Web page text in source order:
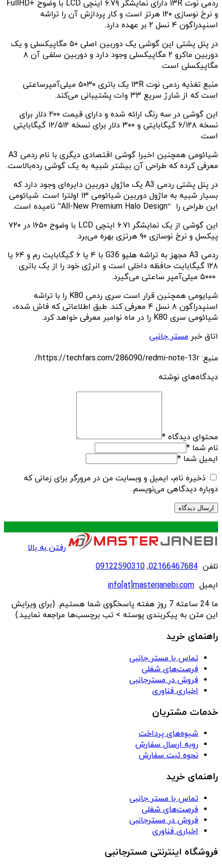
ردمی نوت ۱۳R دارای نمایشگر ۶.۷۹ اینچی LCD با وضوح +FullHD
و نرخ نوسازی ۱۲۰ هرتز است و کار پردازش آن را تراشه
اسنپدراگون ۴ نسل ۲ بر عهده دارد.
در پنل پشتی این گوشی یک دوربین اصلی ۵۰ مگاپیکسلی و یک
دوربین ماکرو ۲ مگاپیکسلی وجود دارد و دوربین سلفی آن ۸
مگاپیکسلی است.
منبع تغذیه ردمی نوت ۱۳R یک باتری ۵۰۳۰ میلی‌آمپرساعتی
است که از شارژ سریع ۳۳ وات پشتیبانی می‌کند.
این گوشی در سه رنگ ارائه شده و دارای قیمت ۲۰۰ دلار برای
نسخه ۶/۱۲۸ گیگابایتی و ۳۰۰ دلار برای نسخه ۱۲/۵۱۲ گیگابایتی
است.
شیائومی همچنین اخیرا گوشی اقتصادی دیگری با نام ردمی A3
معرفی کرده که طراحی آن بیشتر شبیه به یک گوشی رده‌بالاست.
در پنل پشتی ردمی A3 یک ماژول دوربین دایره‌ای وجود دارد که
بسیار شبیه به ماژول دوربین شیائومی ۱۳ اولترا است. شیائومی
این طراحی را “All-New Premium Halo Design” نامیده است.
این گوشی از یک نمایشگر ۶.۷۱ اینچی LCD با وضوح ۱۶۵۰ در ۷۲۰
پیکسل و نرخ نوسازی ۹۰ هرتزی بهره می‌برد.
ردمی A3 مجهز به تراشه هلیو G36 با ۴ یا ۶ گیگابایت رم و ۶۴ یا
۱۲۸ گیگابایت حافظه داخلی است و انرژی خود را از یک باتری
شیایومی همچنین قرار است سری ردمی K80 را با تراشه
اسنپدراگون ۸ نسل ۴ معرفی کند. طبق اطلاعاتی که فاش شده،
شیائومی سری K80 را در ماه نوامبر معرفی خواهد کرد.
اتاق خبر مستر جانبی
منبع: https://techfars.com/286090/redmi-note-13r/
دیدگاه‌های نوشته
محتوای دیدگاه *
نام شما *
ایمیل شما *
ذخیره نام، ایمیل و وبسایت من در مرورگر برای زمانی که
دوباره دیدگاهی می‌نویسم.
.
رفتن به بالا
تلفن 02166467684
,
09122590310
ایمیل info[at]masterjanebi.com
ما 24 ساعته 7 روز هفته پاسخگوی شما هستیم. (برای ویرایش
این متن به پیکربندی پوسته > تب برچسب‌ها مراجعه نمایید.)
راهنمای خرید
تماس با مستر جانبی
فرصت‌های شغلی
فروش در مسترجانبی
اخباری فناوری
خدمات مشتریان
شیوه‌های پرداخت
رویه ارسال سفارش
نحوه ثبت سفارش
راهنمای خرید
تماس با مستر جانبی
فرصت‌های شغلی
فروش در مسترجانبی
اخباری فناوری
فروشگاه اینترنتی مسترجانبی